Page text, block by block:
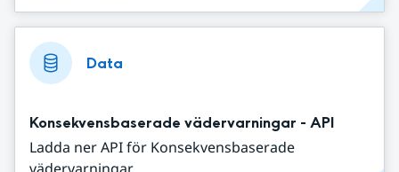
Data
Konsekvensbaserade vädervarningar - API
Ladda ner API för Konsekvensbaserade